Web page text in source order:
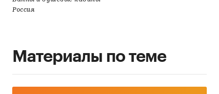
Россия
Материалы по теме